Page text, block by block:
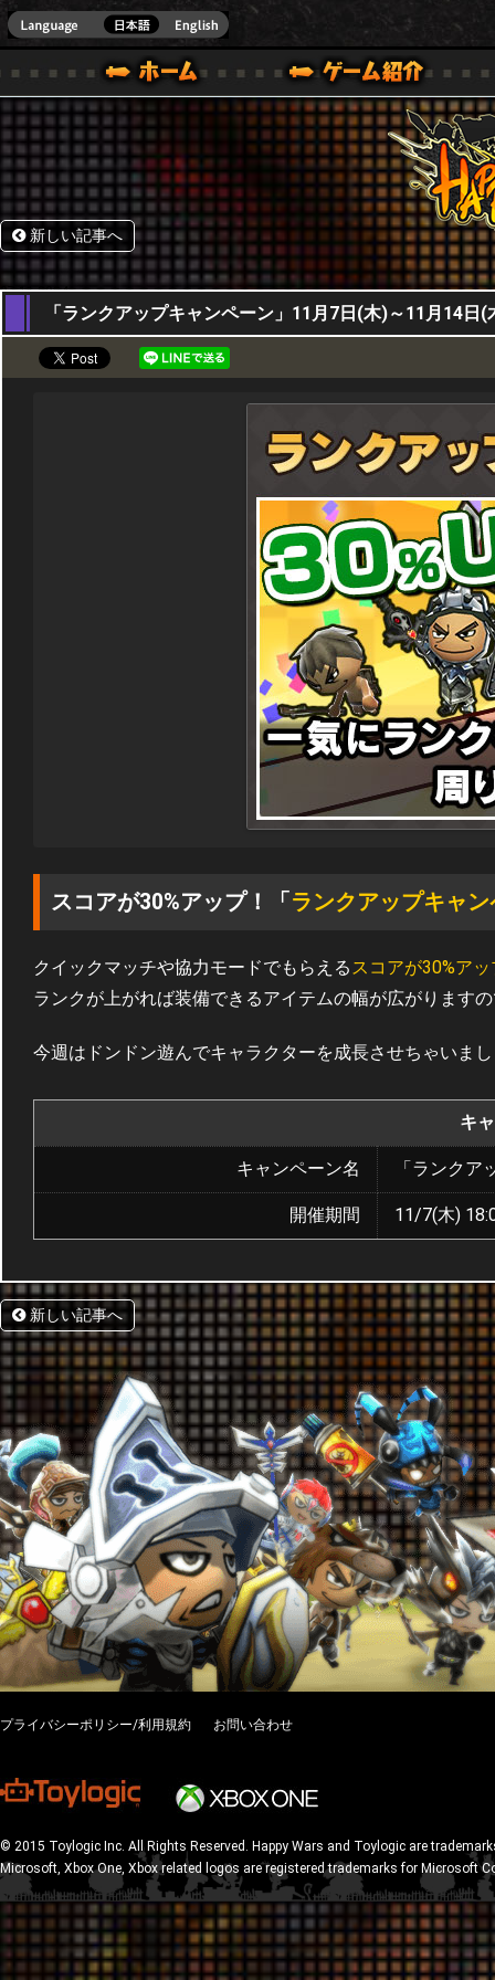
ONE VER.]
ガイド
ル｜HAPPY WARS(ハッピーウォーズ)公式サイト [ XBOX 360,XBOX ONE VER.]
サポート | HAPPY WARS(ハッピーウォーズ)公式サイ
新しい記事へ
07,11,2024
「ランクアップキャンペーン」11月7日(木)～11月14日(
スコアが30%アップ！「 ランクアップキャ
クイックマッチや協力モードでもらえるスコアが30%アッ
ランクが上がれば装備できるアイテムの幅が広がります
今週はドンドン遊んでキャラクターを成長させちゃいま
キ
キャンペーン名 「ランクア
開催期間 11/7(木)
新しい記事へ
プライバシーポリシー/利用規約 お問い合わせ
© 2015 Toylogic Inc. All Rights Reserved. Happy Wars and Toylogic are
Microsoft, Xbox One, Xbox related logos are registered trademarks for Microsoft